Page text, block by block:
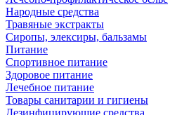
Народные средства
Травяные экстракты
Сиропы, элексиры, бальзамы
Питание
Спортивное питание
Здоровое питание
Лечебное питание
Товары санитарии и гигиены
Дезинфицирующие средства